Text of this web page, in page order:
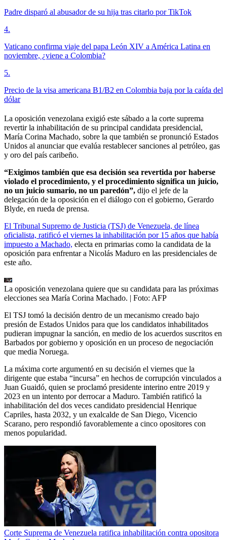
Padre disparó al abusador de su hija tras citarlo por TikTok
4.
Vaticano confirma viaje del papa León XIV a América Latina en
noviembre, ¿viene a Colombia?
5.
Precio de la visa americana B1/B2 en Colombia baja por la caída del
dólar
La oposición venezolana exigió este sábado a la corte suprema
revertir la inhabilitación de su principal candidata presidencial,
María Corina Machado, sobre la que también se pronunció Estados
Unidos al anunciar que evalúa restablecer sanciones al petróleo, gas
y oro del país caribeño.
“Exigimos también que esa decisión sea revertida por haberse
violado el procedimiento, y el procedimiento significa un juicio,
no un juicio sumario, no un paredón”, dijo el jefe de la
delegación de la oposición en el diálogo con el gobierno, Gerardo
Blyde, en rueda de prensa.
El Tribunal Supremo de Justicia (TSJ) de Venezuela, de línea
oficialista, ratificó el viernes la inhabilitación por 15 años que había
impuesto a Machado, electa en primarias como la candidata de la
oposición para enfrentar a Nicolás Maduro en las presidenciales de
este año.
La oposición venezolana quiere que su candidata para las próximas
elecciones sea María Corina Machado. | Foto: AFP
El TSJ tomó la decisión dentro de un mecanismo creado bajo
presión de Estados Unidos para que los candidatos inhabilitados
pudieran impugnar la sanción, en medio de los acuerdos suscritos en
Barbados por gobierno y oposición en un proceso de negociación
que media Noruega.
La máxima corte argumentó en su decisión el viernes que la
dirigente que estaba “incursa” en hechos de corrupción vinculados a
Juan Guaidó, quien se proclamó presidente interino entre 2019 y
2023 en un intento por derrocar a Maduro. También ratificó la
inhabilitación del dos veces candidato presidencial Henrique
Capriles, hasta 2032, y un exalcalde de San Diego, Vicencio
Scarano, pero respondió favorablemente a cinco opositores con
menos popularidad.
Corte Suprema de Venezuela ratifica inhabilitación contra opositora